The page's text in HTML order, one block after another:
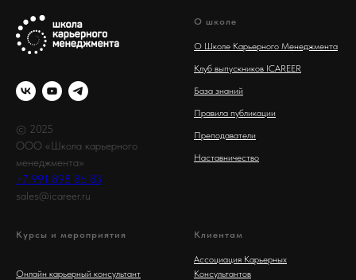
© 2025
ООО «Школа карьерного
менеджмента»
+7 991 898 86 83
sales@icareer.ru
О школе
О Школе Карьерного Менеджмента
Клуб выпускников ICAREER
База знаний
Правила публикации
Преподаватели
Наставничество
Курсы и мероприятия
Онлайн карьерный консультант
Клиентам
Ассоциация Карьерных
Консультантов